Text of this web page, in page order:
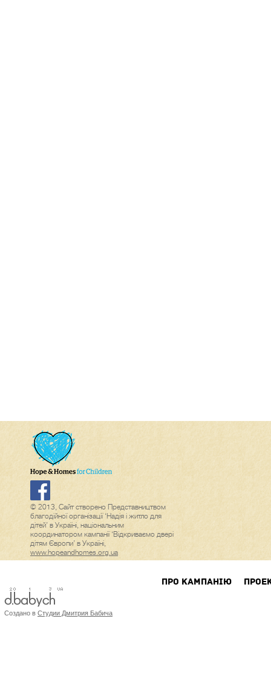
© 2013, Сайт створено Представництвом
благодійної організації ‘Надія і житло для
дітей’ в Україні, національним
координатором кампанії ‘Відкриваємо двері
дітям Європи’ в Україні,
www.hopeandhomes.org.ua
ПРО КАМПАНIЮ
Создано в Студии Дмитрия Бабича